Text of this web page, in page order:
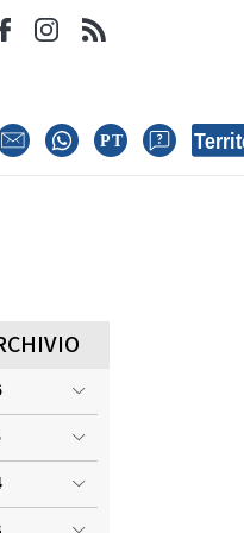
RICHIESTA
ISCRIZIONE
INTERNAZIONALI
REGOLAMENTI E